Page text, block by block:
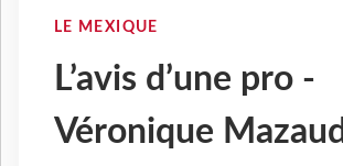
LE MEXIQUE
L’avis d’une pro -
Véronique Mazaud